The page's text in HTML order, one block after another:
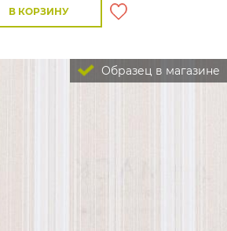
В КОРЗИНУ
Образец в магазине